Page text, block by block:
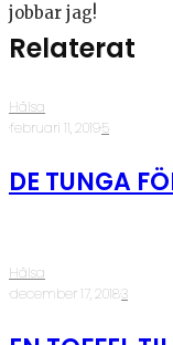
jobbar jag!
Relaterat
Hälsa
·februari 11, 2019·5
DE TUNGA
Hälsa
·december 17, 2018·3